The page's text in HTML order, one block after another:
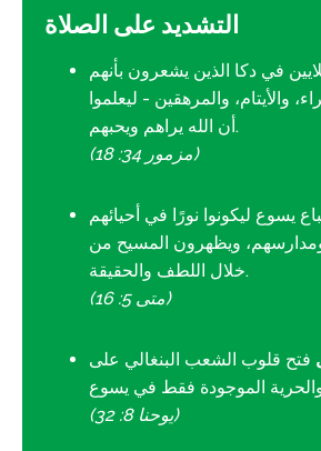
التشديد على الصلاة
في دكا الذين يشعرون بأنهم
والأيتام، والمرهقين - ليعلموا
أن الله يراهم ويحبهم.
(مزمور 34: 18)
يسوع ليكونوا نورًا في أحيائهم
ويظهرون المسيح من
خلال اللطف والحقيقة.
(متى 5: 16)
فتح قلوب الشعب البنغالي على
(يوحنا 8: 32)